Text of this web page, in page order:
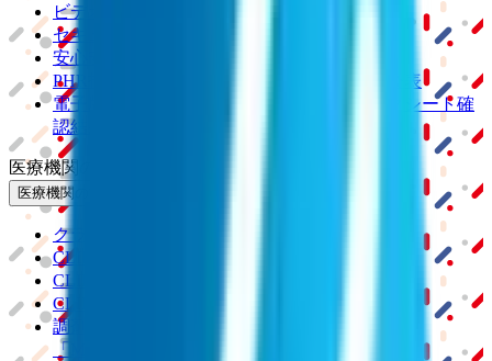
ビデオ通話の事前テスト
セキュリティの取り組み
安心安全への取り組み
PHR指針に係るチェックシート確認結果の公表
電子版お薬手帳ガイドラインに係るチェックシート確
認結果の公表
医療機関の方
医療機関の方
クラウド診療
CLINICS予約
CLINICSオンライン診療
CLINICSカルテ
調剤薬局向け統合型クラウドソリューション
「MEDIXS」